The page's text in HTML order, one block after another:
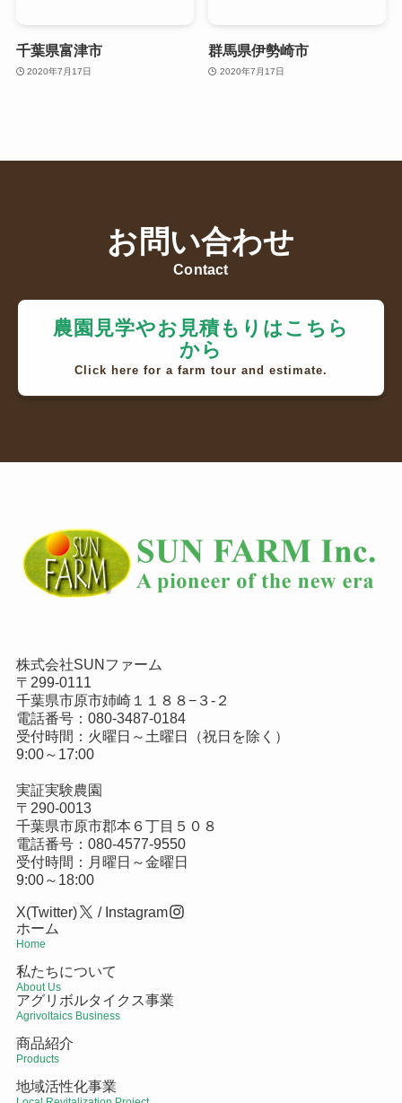
千葉県富津市
2020年7月17日
群馬県伊勢崎市
2020年7月17日
お問い合わせ
Contact
農園見学やお見積もりはこちら
から
Click here for a farm tour and estimate.
株式会社SUNファーム
〒299-0111
千葉県市原市姉崎１１８８−３-２
電話番号： 080-3487-0184
受付時間：火曜日～土曜日（祝日を除く）
9:00～17:00
実証実験農園
〒290-0013
千葉県市原市郡本６丁目５０８
電話番号： 080-4577-9550
受付時間：月曜日～金曜日
9:00～18:00
X(Twitter) / Instagram
ホーム
Home
私たちについて
About Us
アグリボルタイクス事業
Agrivoltaics Business
商品紹介
Products
地域活性化事業